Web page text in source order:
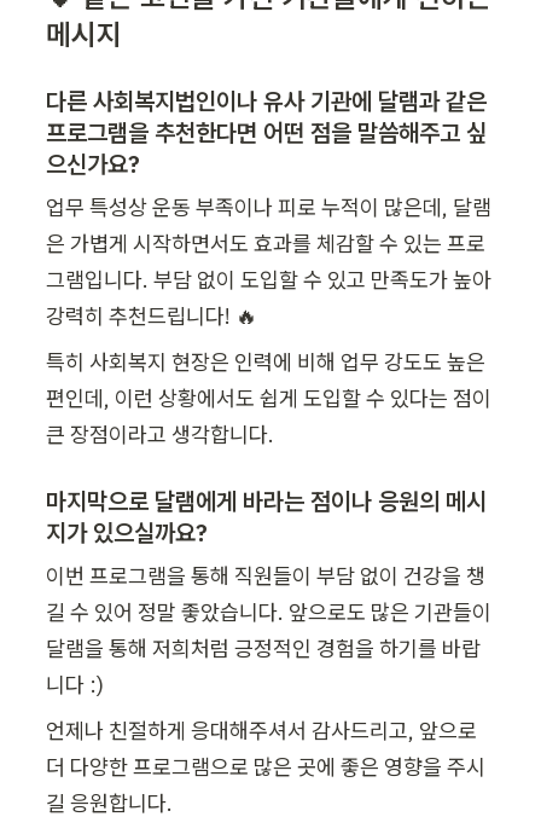
메시지
다른 사회복지법인이나 유사 기관에 달램과 같은
프로그램을 추천한다면 어떤 점을 말씀해주고 싶
으신가요?
업무 특성상 운동 부족이나 피로 누적이 많은데, 달램
은 가볍게 시작하면서도 효과를 체감할 수 있는 프로
그램입니다. 부담 없이 도입할 수 있고 만족도가 높아
강력히 추천드립니다! 🔥
특히 사회복지 현장은 인력에 비해 업무 강도도 높은
편인데, 이런 상황에서도 쉽게 도입할 수 있다는 점이
마지막으로 달램에게 바라는 점이나 응원의 메시
지가 있으실까요?
이번 프로그램을 통해 직원들이 부담 없이 건강을 챙
길 수 있어 정말 좋았습니다. 앞으로도 많은 기관들이
달램을 통해 저희처럼 긍정적인 경험을 하기를 바랍
니다 :)
언제나 친절하게 응대해주셔서 감사드리고, 앞으로
더 다양한 프로그램으로 많은 곳에 좋은 영향을 주시
길 응원합니다.